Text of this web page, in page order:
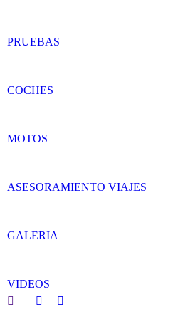
PRUEBAS
COCHES
MOTOS
ASESORAMIENTO VIAJES
GALERIA
VIDEOS
Search:
Facebook
Twitter